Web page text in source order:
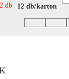
2 db
12 db/karton